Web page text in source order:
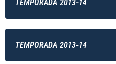
TEMPORADA 2013-14
TEMPORADA 2013-14